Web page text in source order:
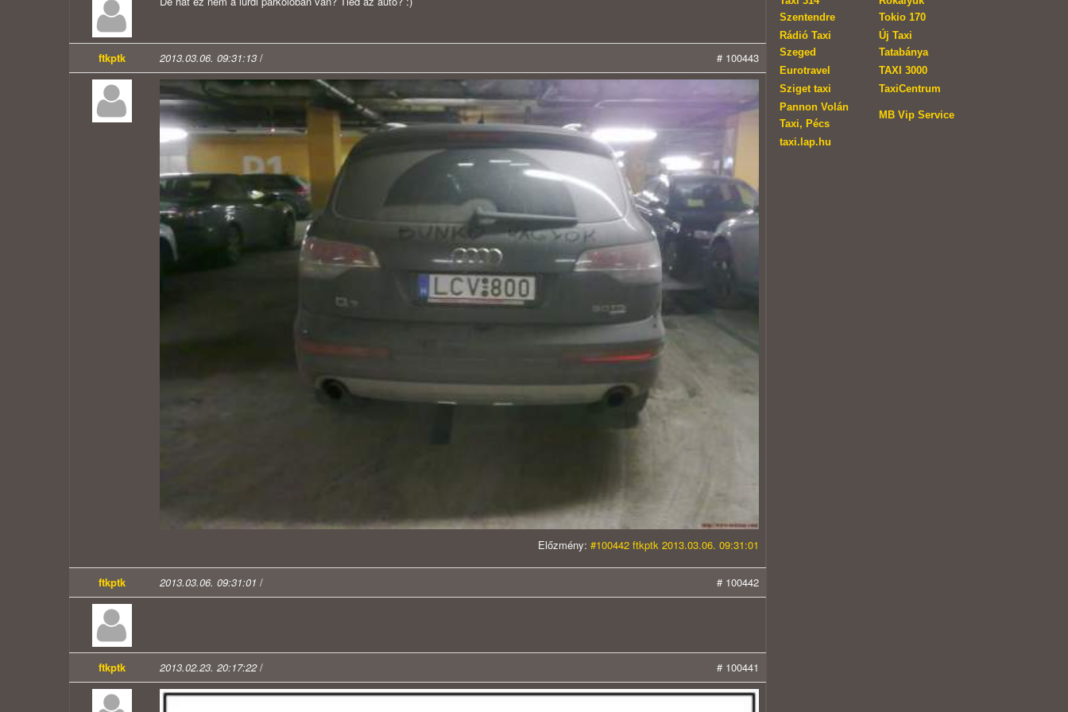
ftkptk 2013.03.06. 09:31:13 / # 100443
Előzmény: #100442 ftkptk 2013.03.06. 09:31:01
ftkptk 2013.03.06. 09:31:01 / # 100442
ftkptk 2013.02.23. 20:17:22/ # 100441
Szentendre
Tokio 170
Rádió Taxi
Szeged
Új Taxi
Tatabánya
Eurotravel
TAXI 3000
Sziget taxi
TaxiCentrum
Pannon Volán
Taxi, Pécs
MB Vip Service
taxi.lap.hu